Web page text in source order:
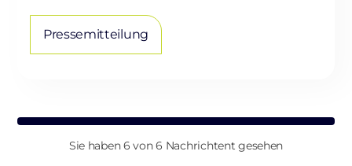
ESR-Label
Pressemitteilung
Sie haben 6 von 6 Nachrichtent gesehen